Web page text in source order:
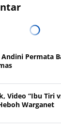
Permata
Video “Ibu Tiri
Warganet